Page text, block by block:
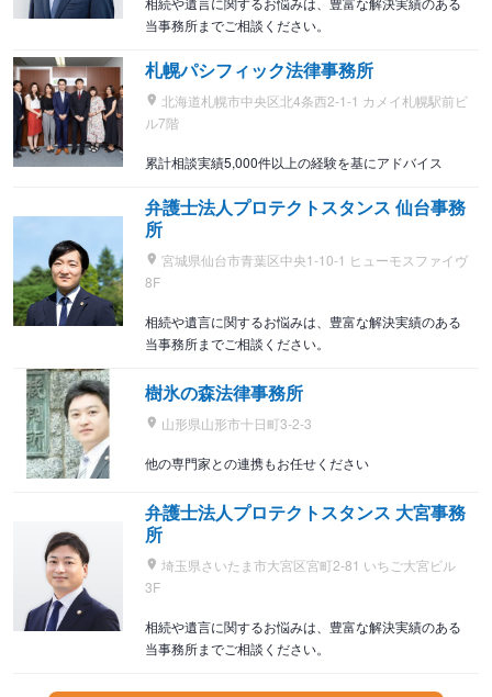
当事務所までご相談ください。
札幌パシフィック法律事務所
北海道札幌市中央区北4条西2-1-1 カメイ札幌駅前ビ
ル7階
累計相談実績5,000件以上の経験を基にアドバイス
弁護士法人プロテクトスタンス 仙台事務
所
宮城県仙台市青葉区中央1-10-1 ヒューモスファイヴ
8F
相続や遺言に関するお悩みは、豊富な解決実績のある
当事務所までご相談ください。
樹氷の森法律事務所
山形県山形市十日町3-2-3
他の専門家との連携もお任せください
弁護士法人プロテクトスタンス 大宮事務
所
埼玉県さいたま市大宮区宮町2-81 いちご大宮ビル
3F
相続や遺言に関するお悩みは、豊富な解決実績のある
当事務所までご相談ください。